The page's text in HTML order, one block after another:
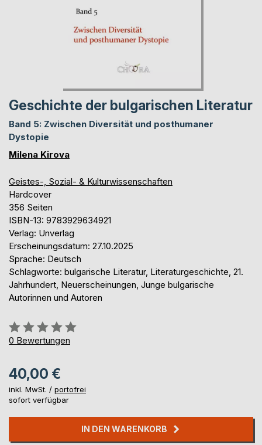
Geschichte der bulgarischen Literatur
Band 5: Zwischen Diversität und posthumaner
Dystopie
Milena Kirova
Geistes-, Sozial- & Kulturwissenschaften
Hardcover
356 Seiten
ISBN-13: 9783929634921
Verlag: Unverlag
Erscheinungsdatum: 27.10.2025
Sprache: Deutsch
Schlagworte: bulgarische Literatur, Literaturgeschichte, 21.
Jahrhundert, Neuerscheinungen, Junge bulgarische
Autorinnen und Autoren
Bewertung::
0%
0 Bewertungen
40,00 €
inkl. MwSt. / portofrei
sofort verfügbar
IN DEN WARENKORB